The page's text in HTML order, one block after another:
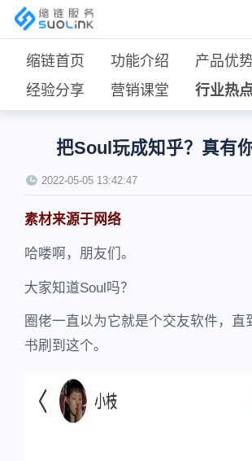
缩链首页 功能介绍 产品优势
经验分享
营销课堂 行业热
把Soul玩成知乎？真有你
2022-05-05 13:42:47
素材来源于网络
哈喽啊，朋友们。
大家知道Soul吗？
圈佬一直以为它就是个交友软件，直
书刷到这个。